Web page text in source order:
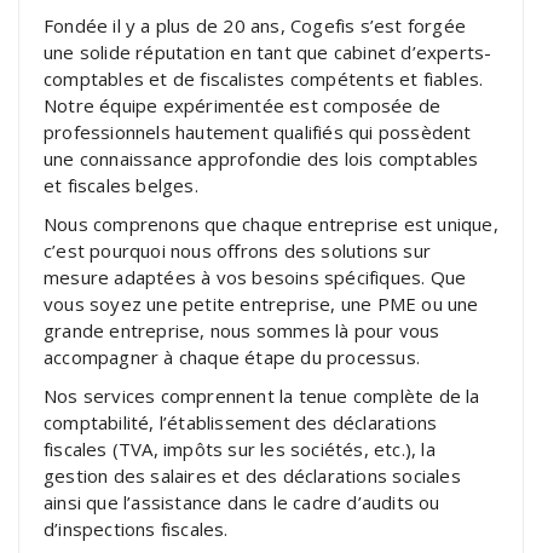
Fondée il y a plus de 20 ans, Cogefis s’est forgée
une solide réputation en tant que cabinet d’experts-
comptables et de fiscalistes compétents et fiables.
Notre équipe expérimentée est composée de
professionnels hautement qualifiés qui possèdent
une connaissance approfondie des lois comptables
et fiscales belges.
Nous comprenons que chaque entreprise est unique,
c’est pourquoi nous offrons des solutions sur
mesure adaptées à vos besoins spécifiques. Que
vous soyez une petite entreprise, une PME ou une
grande entreprise, nous sommes là pour vous
accompagner à chaque étape du processus.
Nos services comprennent la tenue complète de la
comptabilité, l’établissement des déclarations
fiscales (TVA, impôts sur les sociétés, etc.), la
gestion des salaires et des déclarations sociales
ainsi que l’assistance dans le cadre d’audits ou
d’inspections fiscales.